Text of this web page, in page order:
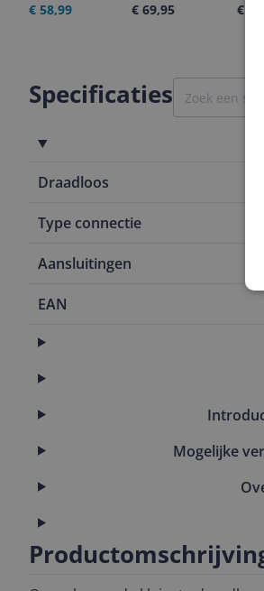
€ 58,99
€ 69,95
€
Specificaties
Draadloos
Type connectie
Aansluitingen
EAN
Mogelijke